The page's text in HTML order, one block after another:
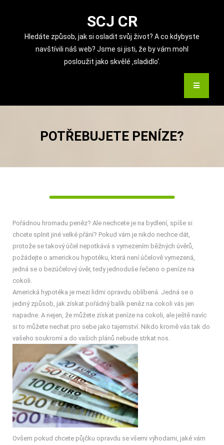
SCJ CR
Hledáte způsob, jak si osladit svůj život? A co kdybyste
navštívili náš web? Jsme si jisti, že by vám mohl
posloužit jako skvělé ‚sladidlo‘.
POTŘEBUJETE PENÍZE?
Pořádnou hromadu peněz? Ale nechcete je na bydlení, spíše si
chcete splnit jiné velké přání? Pokud vám je nikdo nechce dát,
protože se takový účel nepotkává s vymezením běžných úvěrů,
požádejte o americkou hypotéku, která není účelově vymezená,
jedná se o bezúčelový úvěr, tedy jednoduše řečeno o peníze na
cokoli.
Americká hypotéka je mezi lidmi opravdu oblíbená. Jedná se o
jediný způsob, jak získat pořádný balík peněz na cokoli vás jen
napadne. A nejen, že můžete získat peníze na cokoli, ale ještě navíc
si to můžete nechat pro sebe jako tajemství. Nikdo kromě vás tak do
vašeho soukromí a do vašich plánů nebude strkat nos.
Ovšem pokud chcete půjčku opravdu se všemi výhodami, jaké vám